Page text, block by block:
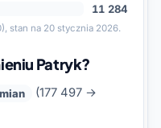
11 284
stan na 20 stycznia 2026.
Patryk?
(177 497 →